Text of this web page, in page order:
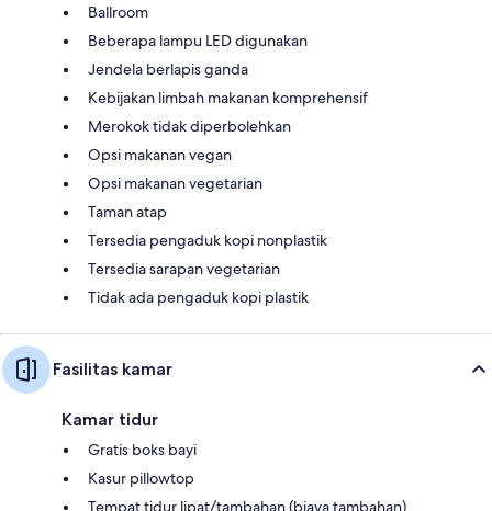
Ballroom
Beberapa lampu LED digunakan
Jendela berlapis ganda
Kebijakan limbah makanan komprehensif
Merokok tidak diperbolehkan
Opsi makanan vegan
Opsi makanan vegetarian
Taman atap
Tersedia pengaduk kopi nonplastik
Tersedia sarapan vegetarian
Tidak ada pengaduk kopi plastik
Fasilitas kamar
Kamar tidur
Gratis boks bayi
Kasur pillowtop
Tempat tidur lipat/tambahan (biaya tambahan)